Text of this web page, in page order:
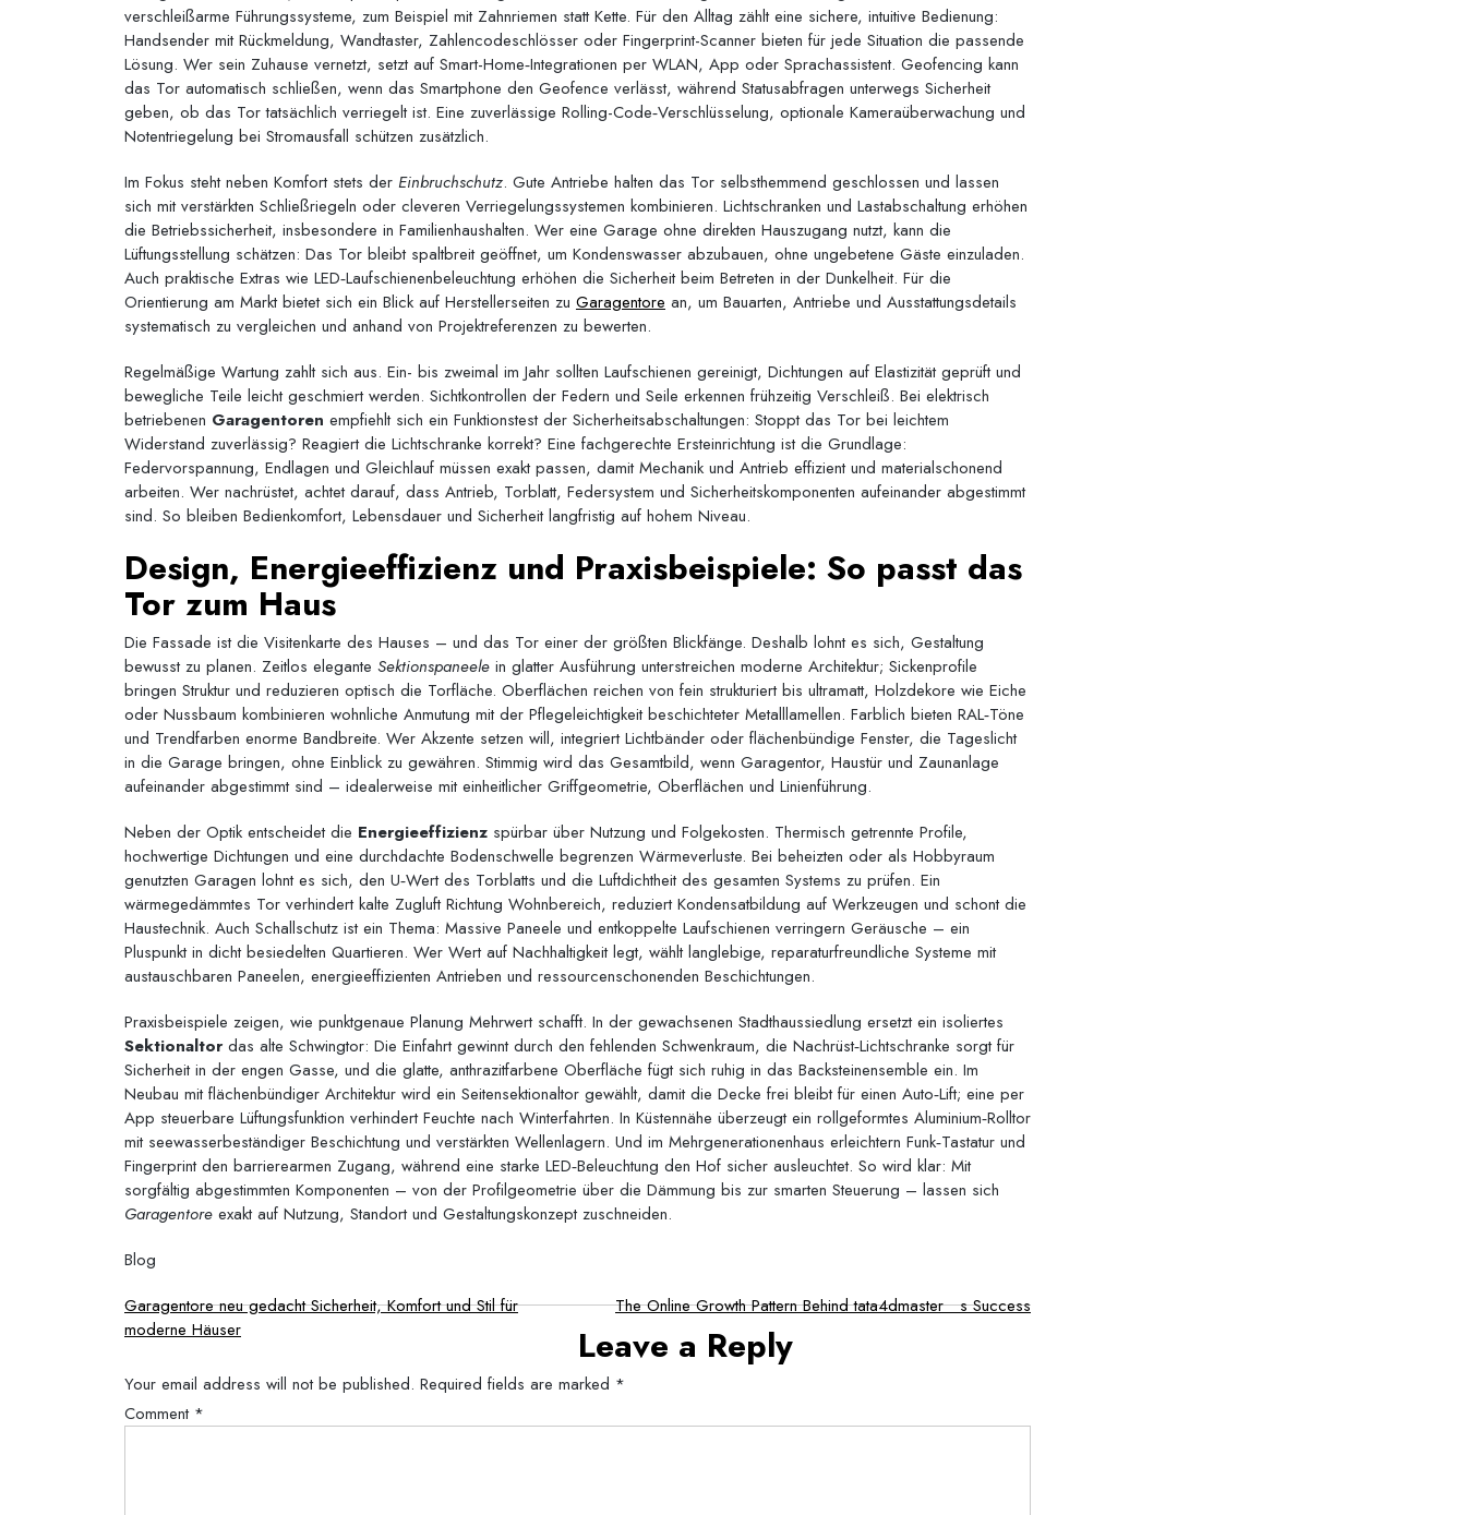
verschleißarme Führungssysteme, zum Beispiel mit Zahnriemen statt Kette. Für den Alltag zählt eine sichere, intuitive Bedienung:
Handsender mit Rückmeldung, Wandtaster, Zahlencodeschlösser oder Fingerprint-Scanner bieten für jede Situation die passende
Lösung. Wer sein Zuhause vernetzt, setzt auf Smart-Home‑Integrationen per WLAN, App oder Sprachassistent. Geofencing kann
das Tor automatisch schließen, wenn das Smartphone den Geofence verlässt, während Statusabfragen unterwegs Sicherheit
geben, ob das Tor tatsächlich verriegelt ist. Eine zuverlässige Rolling-Code‑Verschlüsselung, optionale Kameraüberwachung und
Notentriegelung bei Stromausfall schützen zusätzlich.
Im Fokus steht neben Komfort stets der Einbruchschutz. Gute Antriebe halten das Tor selbsthemmend geschlossen und lassen
sich mit verstärkten Schließriegeln oder cleveren Verriegelungssystemen kombinieren. Lichtschranken und Lastabschaltung erhöhen
die Betriebssicherheit, insbesondere in Familienhaushalten. Wer eine Garage ohne direkten Hauszugang nutzt, kann die
Lüftungsstellung schätzen: Das Tor bleibt spaltbreit geöffnet, um Kondenswasser abzubauen, ohne ungebetene Gäste einzuladen.
Auch praktische Extras wie LED‑Laufschienenbeleuchtung erhöhen die Sicherheit beim Betreten in der Dunkelheit. Für die
Orientierung am Markt bietet sich ein Blick auf Herstellerseiten zu Garagentore an, um Bauarten, Antriebe und Ausstattungsdetails
systematisch zu vergleichen und anhand von Projektreferenzen zu bewerten.
Regelmäßige Wartung zahlt sich aus. Ein- bis zweimal im Jahr sollten Laufschienen gereinigt, Dichtungen auf Elastizität geprüft und
bewegliche Teile leicht geschmiert werden. Sichtkontrollen der Federn und Seile erkennen frühzeitig Verschleiß. Bei elektrisch
betriebenen Garagentoren empfiehlt sich ein Funktionstest der Sicherheitsabschaltungen: Stoppt das Tor bei leichtem
Widerstand zuverlässig? Reagiert die Lichtschranke korrekt? Eine fachgerechte Ersteinrichtung ist die Grundlage:
Federvorspannung, Endlagen und Gleichlauf müssen exakt passen, damit Mechanik und Antrieb effizient und materialscho­nend
arbeiten. Wer nachrüstet, achtet darauf, dass Antrieb, Torblatt, Federsystem und Sicherheitskomponenten aufeinander abgestimmt
sind. So bleiben Bedienkomfort, Lebensdauer und Sicherheit langfristig auf hohem Niveau.
Design, Energieeffizienz und Praxisbeispiele: So passt das
Tor zum Haus
Die Fassade ist die Visitenkarte des Hauses – und das Tor einer der größten Blickfänge. Deshalb lohnt es sich, Gestaltung
bewusst zu planen. Zeitlos elegante Sektionspaneele in glatter Ausführung unterstreichen moderne Architektur; Sickenprofile
bringen Struktur und reduzieren optisch die Torfläche. Oberflächen reichen von fein strukturiert bis ultramatt, Holzdekore wie Eiche
oder Nussbaum kombinieren wohnliche Anmutung mit der Pflegeleichtigkeit beschichteter Metalllamellen. Farblich bieten RAL‑Töne
und Trendfarben enorme Bandbreite. Wer Akzente setzen will, integriert Lichtbänder oder flächenbündige Fenster, die Tageslicht
in die Garage bringen, ohne Einblick zu gewähren. Stimmig wird das Gesamtbild, wenn Garagentor, Haustür und Zaunanlage
aufeinander abgestimmt sind – idealerweise mit einheitlicher Griffgeometrie, Oberflächen und Linienführung.
Neben der Optik entscheidet die Energieeffizienz spürbar über Nutzung und Folgekosten. Thermisch getrennte Profile,
hochwertige Dichtungen und eine durchdachte Bodenschwelle begrenzen Wärmeverluste. Bei beheizten oder als Hobbyraum
genutzten Garagen lohnt es sich, den U‑Wert des Torblatts und die Luftdichtheit des gesamten Systems zu prüfen. Ein
wärmegedämmtes Tor verhindert kalte Zugluft Richtung Wohnbereich, reduziert Kondensatbildung auf Werkzeugen und schont die
Haustechnik. Auch Schallschutz ist ein Thema: Massive Paneele und entkoppelte Laufschienen verringern Geräusche – ein
Pluspunkt in dicht besiedelten Quartieren. Wer Wert auf Nachhaltigkeit legt, wählt langlebige, reparaturfreundliche Systeme mit
austauschbaren Paneelen, energieeffizienten Antrieben und ressourcenschonenden Beschichtungen.
Praxisbeispiele zeigen, wie punktgenaue Planung Mehrwert schafft. In der gewachsenen Stadthaussiedlung ersetzt ein isoliertes
Sektionaltor das alte Schwingtor: Die Einfahrt gewinnt durch den fehlenden Schwenkraum, die Nachrüst‑Lichtschranke sorgt für
Sicherheit in der engen Gasse, und die glatte, anthrazitfarbene Oberfläche fügt sich ruhig in das Backsteinensemble ein. Im
Neubau mit flächenbündiger Architektur wird ein Seitensektionaltor gewählt, damit die Decke frei bleibt für einen Auto‑Lift; eine per
App steuerbare Lüftungsfunktion verhindert Feuchte nach Winterfahrten. In Küstennähe überzeugt ein rollgeformtes Aluminium‑Rolltor
mit seewasserbeständiger Beschichtung und verstärkten Wellenlagern. Und im Mehrgenerationenhaus erleichtern Funk‑Tastatur und
Fingerprint den barrierearmen Zugang, während eine starke LED‑Beleuchtung den Hof sicher ausleuchtet. So wird klar: Mit
sorgfältig abgestimmten Komponenten – von der Profilgeometrie über die Dämmung bis zur smarten Steuerung – lassen sich
Garagentore exakt auf Nutzung, Standort und Gestaltungskonzept zuschneiden.
Blog
Post
navigation
Garagentore neu gedacht Sicherheit, Komfort und Stil für
moderne Häuser
The Online Growth Pattern Behind tata4dmaster s Success
Leave a Reply
Your email address will not be published. Required fields are marked *
Comment *